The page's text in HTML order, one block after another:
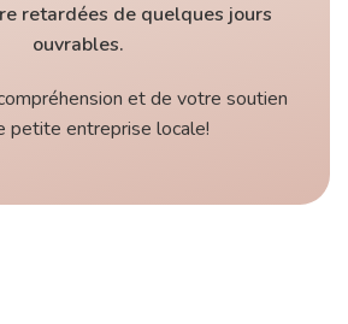
retardées de quelques jours
ouvrables.
et de votre soutien
petite entreprise locale!